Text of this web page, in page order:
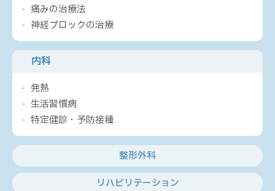
痛みの治療法
神経ブロックの治療
内科
発熱
生活習慣病
特定健診・予防接種
整形外科
リハビリテーション